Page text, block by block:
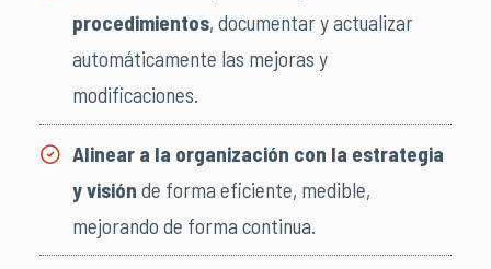
procedimientos, documentar y actualizar
automáticamente las mejoras y
modificaciones.
Alinear a la organización con la estrategia
y visión de forma eficiente, medible,
mejorando de forma continua.